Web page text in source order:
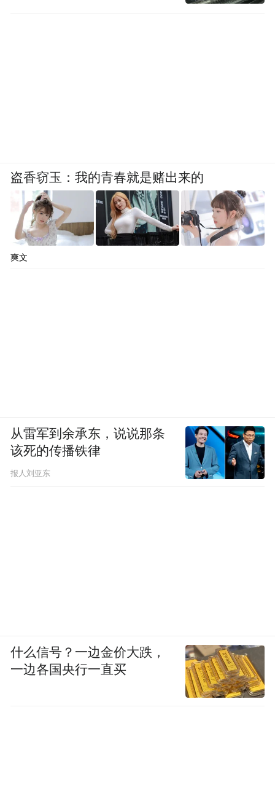
盗香窃玉：我的青春就是赌出来的
爽文
从雷军到余承东，说说那条
该死的传播铁律
报人刘亚东
什么信号？一边金价大跌，
一边各国央行一直买